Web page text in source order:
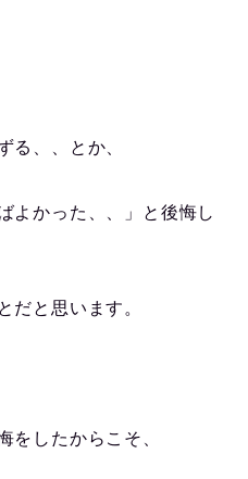
る、、とか、
よかった、、」と後悔し
だと思います。
をしたからこそ、